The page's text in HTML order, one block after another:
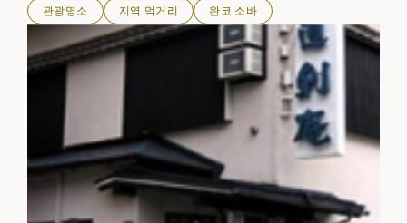
관광명소 지역 먹거리 완코 소바